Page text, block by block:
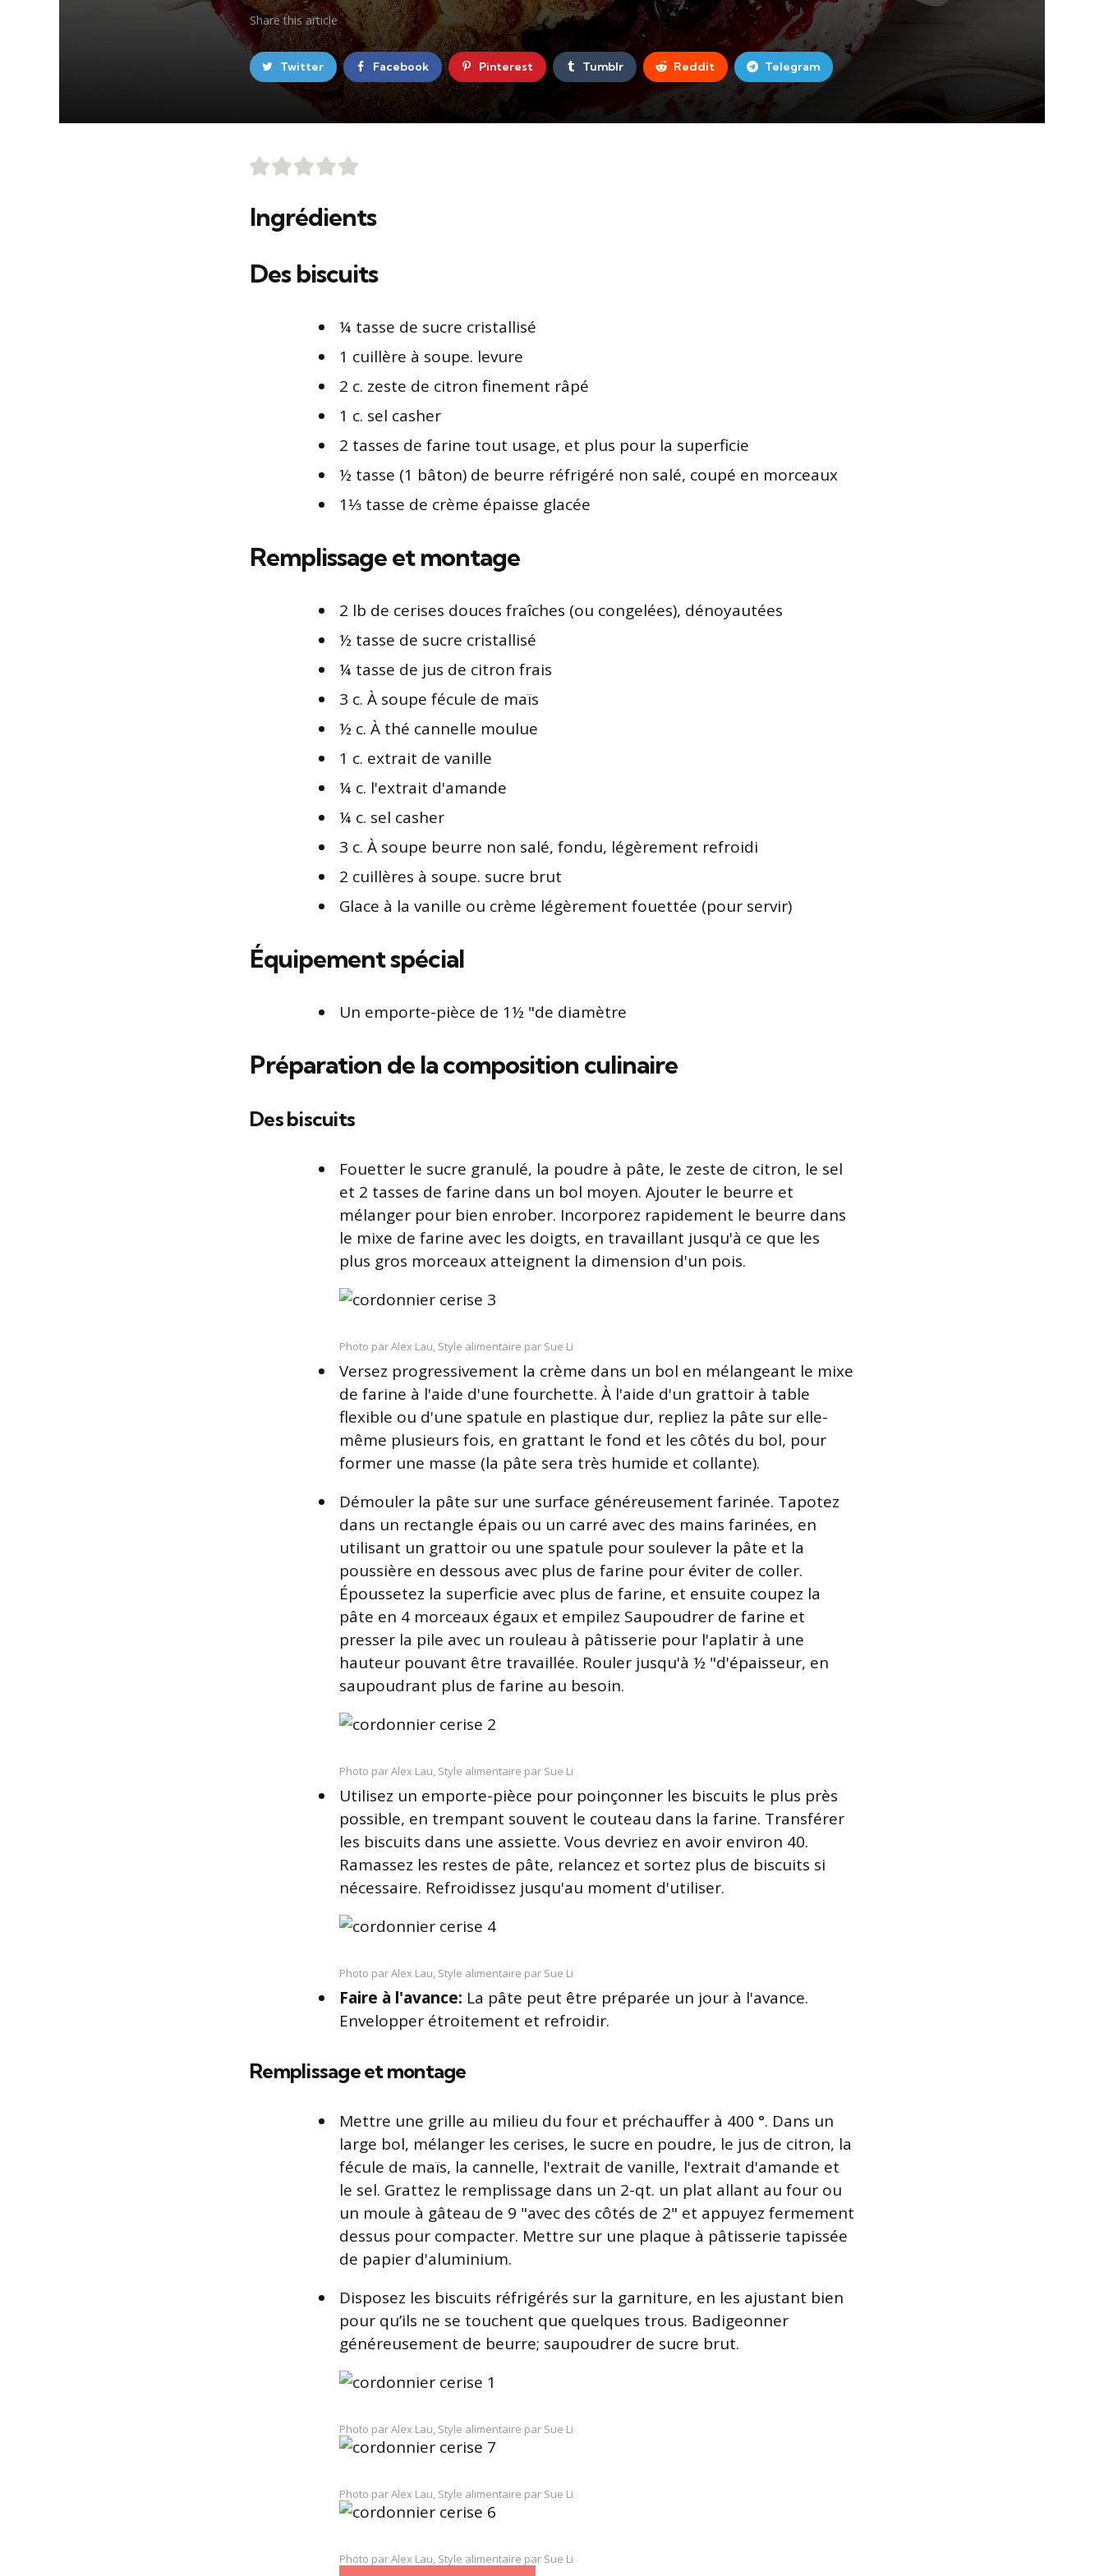
Share this article
Twitter Facebook Pinterest Tumblr Reddit Telegram
Ingrédients
Des biscuits
¼ tasse de sucre cristallisé
1 cuillère à soupe. levure
2 c. zeste de citron finement râpé
1 c. sel casher
2 tasses de farine tout usage, et plus pour la superficie
½ tasse (1 bâton) de beurre réfrigéré non salé, coupé en morceaux
1⅓ tasse de crème épaisse glacée
Remplissage et montage
2 lb de cerises douces fraîches (ou congelées), dénoyautées
½ tasse de sucre cristallisé
¼ tasse de jus de citron frais
3 c. À soupe fécule de maïs
½ c. À thé cannelle moulue
1 c. extrait de vanille
¼ c. l'extrait d'amande
¼ c. sel casher
3 c. À soupe beurre non salé, fondu, légèrement refroidi
2 cuillères à soupe. sucre brut
Glace à la vanille ou crème légèrement fouettée (pour servir)
Équipement spécial
Un emporte-pièce de 1½ "de diamètre
Préparation de la composition culinaire
Des biscuits
Fouetter le sucre granulé, la poudre à pâte, le zeste de citron, le sel
et 2 tasses de farine dans un bol moyen. Ajouter le beurre et
mélanger pour bien enrober. Incorporez rapidement le beurre dans
le mixe de farine avec les doigts, en travaillant jusqu'à ce que les
plus gros morceaux atteignent la dimension d'un pois.
Photo par Alex Lau, Style alimentaire par Sue Li
Versez progressivement la crème dans un bol en mélangeant le mixe
de farine à l'aide d'une fourchette. À l'aide d'un grattoir à table
flexible ou d'une spatule en plastique dur, repliez la pâte sur elle-
même plusieurs fois, en grattant le fond et les côtés du bol, pour
former une masse (la pâte sera très humide et collante).
Démouler la pâte sur une surface généreusement farinée. Tapotez
dans un rectangle épais ou un carré avec des mains farinées, en
utilisant un grattoir ou une spatule pour soulever la pâte et la
poussière en dessous avec plus de farine pour éviter de coller.
Époussetez la superficie avec plus de farine, et ensuite coupez la
pâte en 4 morceaux égaux et empilez Saupoudrer de farine et
presser la pile avec un rouleau à pâtisserie pour l'aplatir à une
hauteur pouvant être travaillée. Rouler jusqu'à ½ "d'épaisseur, en
saupoudrant plus de farine au besoin.
Photo par Alex Lau, Style alimentaire par Sue Li
Utilisez un emporte-pièce pour poinçonner les biscuits le plus près
possible, en trempant souvent le couteau dans la farine. Transférer
les biscuits dans une assiette. Vous devriez en avoir environ 40.
Ramassez les restes de pâte, relancez et sortez plus de biscuits si
nécessaire. Refroidissez jusqu'au moment d'utiliser.
Photo par Alex Lau, Style alimentaire par Sue Li
Faire à l'avance: La pâte peut être préparée un jour à l'avance.
Envelopper étroitement et refroidir.
Remplissage et montage
Mettre une grille au milieu du four et préchauffer à 400 °. Dans un
large bol, mélanger les cerises, le sucre en poudre, le jus de citron, la
fécule de maïs, la cannelle, l'extrait de vanille, l'extrait d'amande et
le sel. Grattez le remplissage dans un 2-qt. un plat allant au four ou
un moule à gâteau de 9 "avec des côtés de 2" et appuyez fermement
dessus pour compacter. Mettre sur une plaque à pâtisserie tapissée
de papier d'aluminium.
Disposez les biscuits réfrigérés sur la garniture, en les ajustant bien
pour qu’ils ne se touchent que quelques trous. Badigeonner
généreusement de beurre; saupoudrer de sucre brut.
Diapositive
sur
3
Photo par Alex Lau, Style alimentaire par Sue Li
Photo par Alex Lau, Style alimentaire par Sue Li
Photo par Alex Lau, Style alimentaire par Sue Li